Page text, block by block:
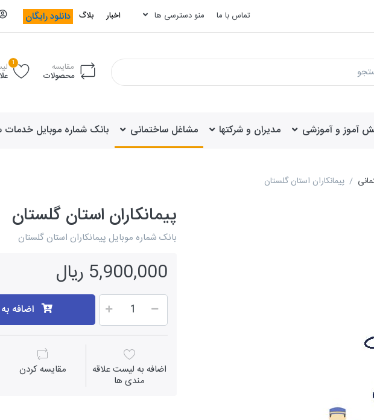
تماس با ما منو دسترسی ها اخبار بلاگ دانلود رایگان
مقایسه
محصولات
1
آموز و آموزشی مدیران و شرکتها مشاغل ساختمانی بانک شماره موبایل خدمات
پیمانکاران استان گلستان
پیمانکاران استان گلستان
بانک شماره موبایل پیمانکاران استان گلستان
5,900,000 ریال
اضافه
اضافه به لیست علاقه
مندی ها
مقايسه كردن